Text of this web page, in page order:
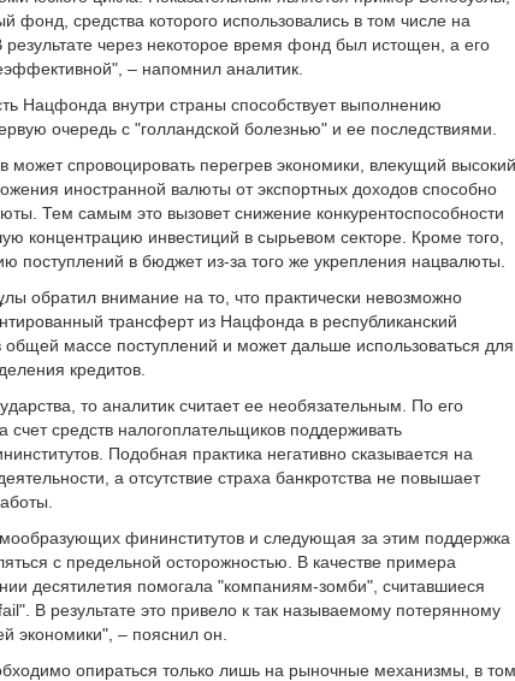
фонд, средства которого использовались в том числе на
через некоторое время фонд был истощен, а его
– напомнил аналитик.
Нацфонда внутри страны способствует выполнению
очередь с "голландской болезнью" и ее последствиями.
спровоцировать перегрев экономики, влекущий высокий
иностранной валюты от экспортных доходов способно
Тем самым это вызовет снижение конкурентоспособности
концентрацию инвестиций в сырьевом секторе. Кроме того,
поступлений в бюджет из-за того же укрепления нацвалюты.
обратил внимание на то, что практически невозможно
трансферт из Нацфонда в республиканский
массе поступлений и может дальше использоваться для
кредитов.
то аналитик считает ее необязательным. По его
средств налогоплательщиков поддерживать
Подобная практика негативно сказывается на
а отсутствие страха банкротства не повышает
фининститутов и следующая за этим поддержка
с предельной осторожностью. В качестве примера
десятилетия помогала "компаниям-зомби", считавшиеся
В результате это привело к так называемому потерянному
экономики", – пояснил он.
опираться только лишь на рыночные механизмы, в том